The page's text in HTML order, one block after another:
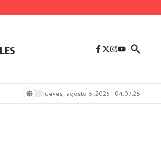
jueves, agosto 6, 2026 04:07:25